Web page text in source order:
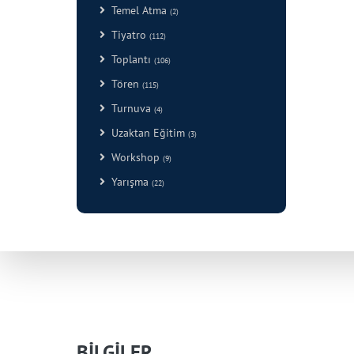
Temel Atma (2)
Tiyatro (112)
Toplantı (106)
Tören (115)
Turnuva (4)
Uzaktan Eğitim (3)
Workshop (9)
Yarışma (22)